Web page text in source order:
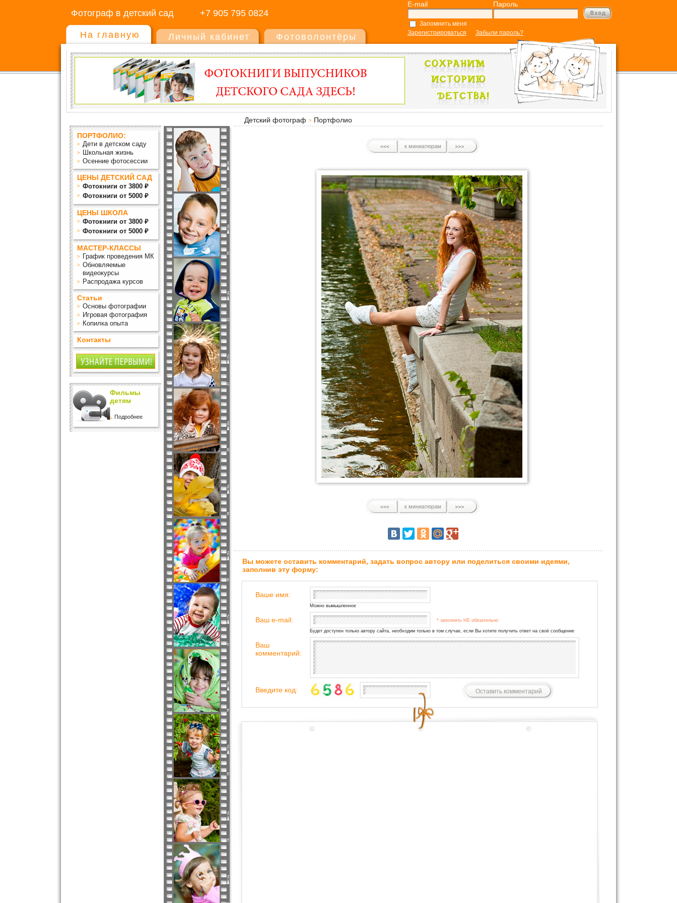
Фотограф в детский сад +7 905 795 0824
E-mail Пароль
Запомнить меня
Зарегистрироваться
Забыли пароль?
На главную Личный кабинет Фотоволонтёры
Детский фотограф
Портфолио
ПОРТФОЛИО:
Дети в детском саду
Школьная жизнь
Осенние фотосессии
ЦЕНЫ ДЕТСКИЙ САД
Фотокниги от 3800 ₽
Фотокниги от 5000 ₽
ЦЕНЫ ШКОЛА
Фотокниги от 3800 ₽
Фотокниги от 5000 ₽
МАСТЕР-КЛАССЫ
График проведения МК
Обновляемые
видеокурсы
Распродажа курсов
Статьи
Основы фотографии
Игровая фотография
Копилка опыта
Контакты
Фильмы
детям
Подробнее
к миниатюрам
к миниатюрам
Вы можете оставить комментарий, задать вопрос автору или поделиться своими идеями,
заполнив эту форму:
Ваше имя:
Можно вымышленное
Ваш e-mail: * заполнять НЕ обязательно
Будет доступен только автору сайта, необходим только в том случае, если Вы хотите получить ответ на своё сообщение
Ваш
комментарий:
Введите код: